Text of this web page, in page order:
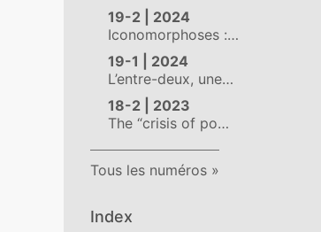
19-2 | 2024
Iconomorphoses :…
19-1 | 2024
L’entre-deux, une…
18-2 | 2023
The “crisis of po…
Tous les numéros
Index